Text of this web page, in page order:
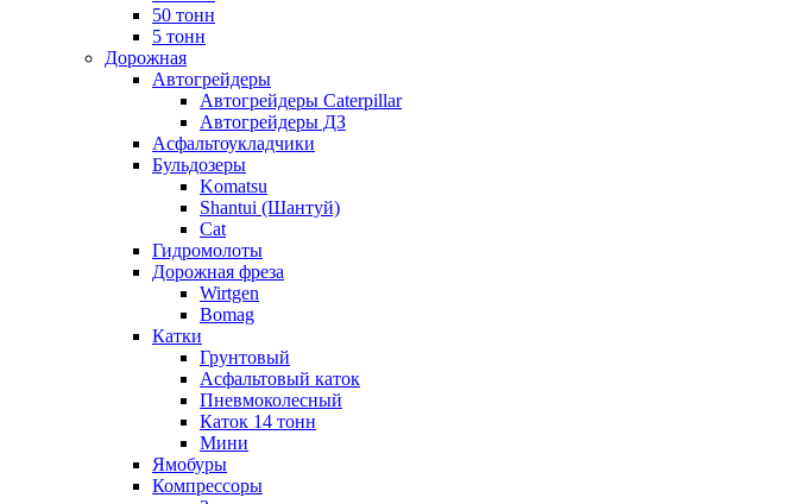
50 тонн
5 тонн
Дорожная
Автогрейдеры
Автогрейдеры Caterpillar
Автогрейдеры ДЗ
Асфальтоукладчики
Бульдозеры
Komatsu
Shantui (Шантуй)
Cat
Гидромолоты
Дорожная фреза
Wirtgen
Bomag
Катки
Грунтовый
Асфальтовый каток
Пневмоколесный
Каток 14 тонн
Мини
Ямобуры
Компрессоры